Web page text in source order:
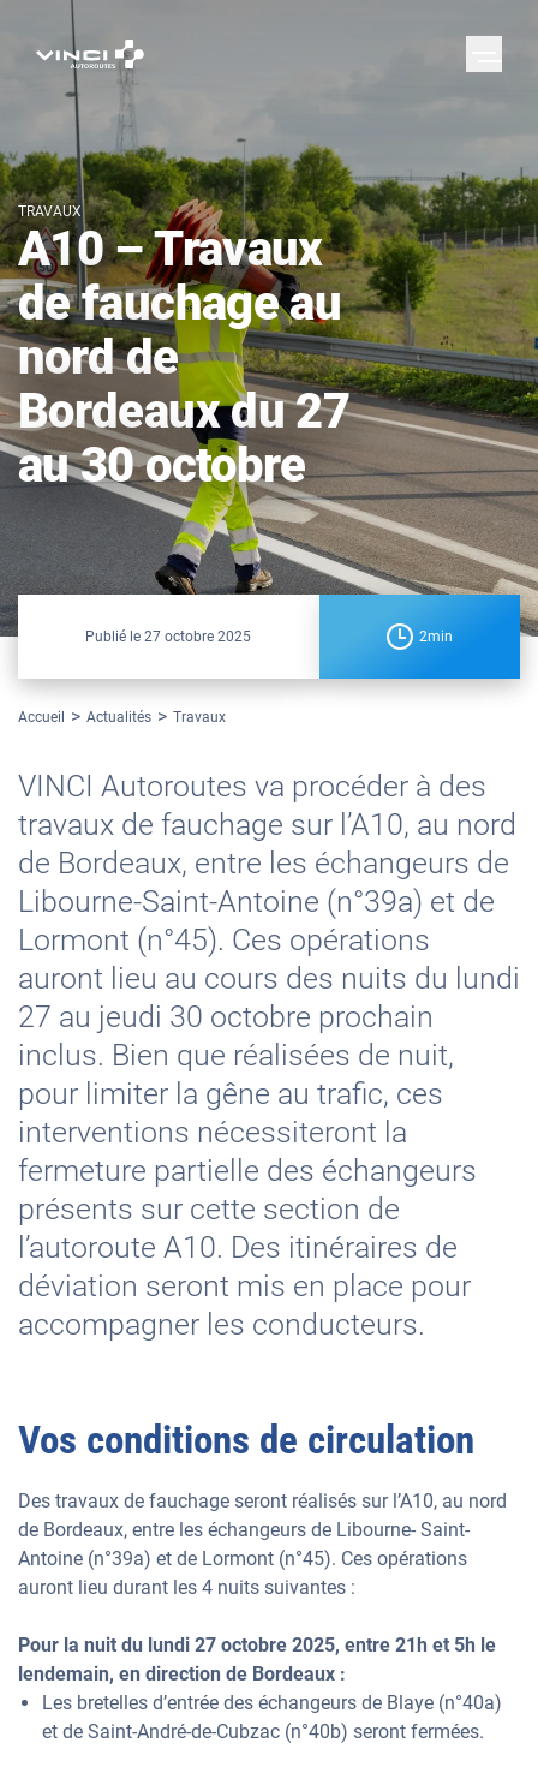
TRAVAUX
A10 – Travaux
de fauchage au
nord de
Bordeaux du 27
au 30 octobre
Publié le27 octobre 2025 2min
Accueil Actualités Travaux
VINCI Autoroutes va procéder à des
travaux de fauchage sur l’A10, au nord
de Bordeaux, entre les échangeurs de
Libourne-Saint-Antoine (n°39a) et de
Lormont (n°45). Ces opérations
auront lieu au cours des nuits du lundi
27 au jeudi 30 octobre prochain
inclus. Bien que réalisées de nuit,
pour limiter la gêne au trafic, ces
interventions nécessiteront la
fermeture partielle des échangeurs
présents sur cette section de
l’autoroute A10. Des itinéraires de
déviation seront mis en place pour
accompagner les conducteurs.
Vos conditions de circulation
Des travaux de fauchage seront réalisés sur l’A10, au nord
de Bordeaux, entre les échangeurs de Libourne- Saint-
Antoine (n°39a) et de Lormont (n°45). Ces opérations
auront lieu durant les 4 nuits suivantes :
Pour la nuit du lundi 27 octobre 2025, entre 21h et 5h le
lendemain, en direction de Bordeaux :
Les bretelles d’entrée des échangeurs de Blaye (n°40a)
et de Saint-André-de-Cubzac (n°40b) seront fermées.